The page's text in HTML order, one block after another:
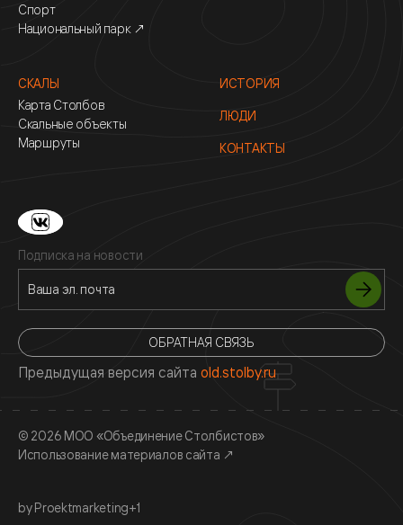
Спорт
Национальный парк ↗
СКАЛЫ
Карта Столбов
Скальные объекты
Маршруты
ИСТОРИЯ
ЛЮДИ
КОНТАКТЫ
Подписка на новости
ОБРАТНАЯ СВЯЗЬ
Предыдущая версия сайта old.stolby.ru
© 2026 МОО «Объединение Столбистов»
Использование материалов сайта ↗
by Proektmarketing+1